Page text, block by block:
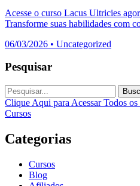
Acesse o curso Lacus Ultricies
Transforme suas habilidades com
06/03/2026 • Uncategorized
Pesquisar
Clique Aqui para Acessar Todos os
Cursos
Categorias
Cursos
Blog